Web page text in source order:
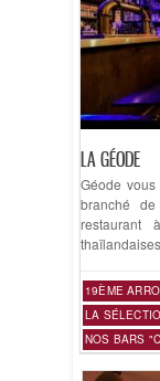
LA GÉODE
Géode
branché de
restaurant
19ÈME
LA
NOS BARS